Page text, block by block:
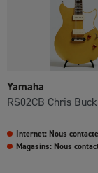
Yamaha
RS02CB Chris Buck
Internet: Nous
Magasins: Nous